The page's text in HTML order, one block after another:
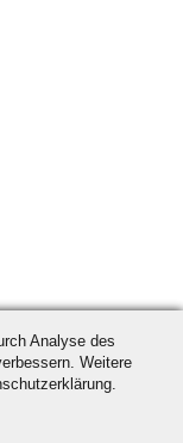
Analyse des
Weitere